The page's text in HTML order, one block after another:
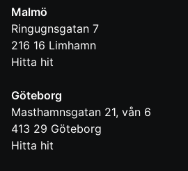
Malmö
Ringugnsgatan 7
216 16 Limhamn
Hitta hit
Göteborg
Masthamnsgatan 21, vån 6
413 29 Göteborg
Hitta hit